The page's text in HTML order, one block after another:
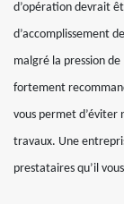
d’opération devrait
d’accomplissement
malgré la pression
fortement
vous permet d’éviter
travaux. Une
prestataires qu’il